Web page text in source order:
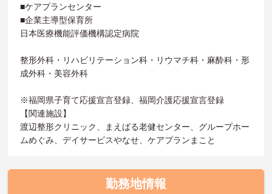
■ケアプランセンター
■企業主導型保育所
日本医療機能評価機構認定病院
整形外科・リハビリテーション科・リウマチ科・麻酔科・形
成外科・美容外科
※福岡県子育て応援宣言登録、福岡介護応援宣言登録
【関連施設】
渡辺整形クリニック、まえばる老健センター、グループホー
ムめぐみ、デイサービスやなせ、ケアプランまこと
勤務地情報